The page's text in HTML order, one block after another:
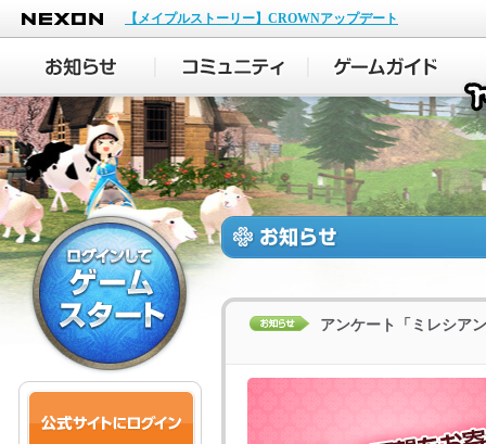
NEXON
【メイプルストーリー】CROWNアップデート
アンケート「ミレシア